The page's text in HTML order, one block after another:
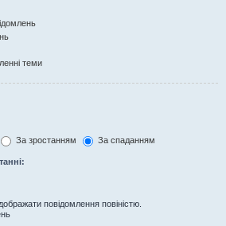
теми
За зростанням
За спаданням
повідомлення повіністю.